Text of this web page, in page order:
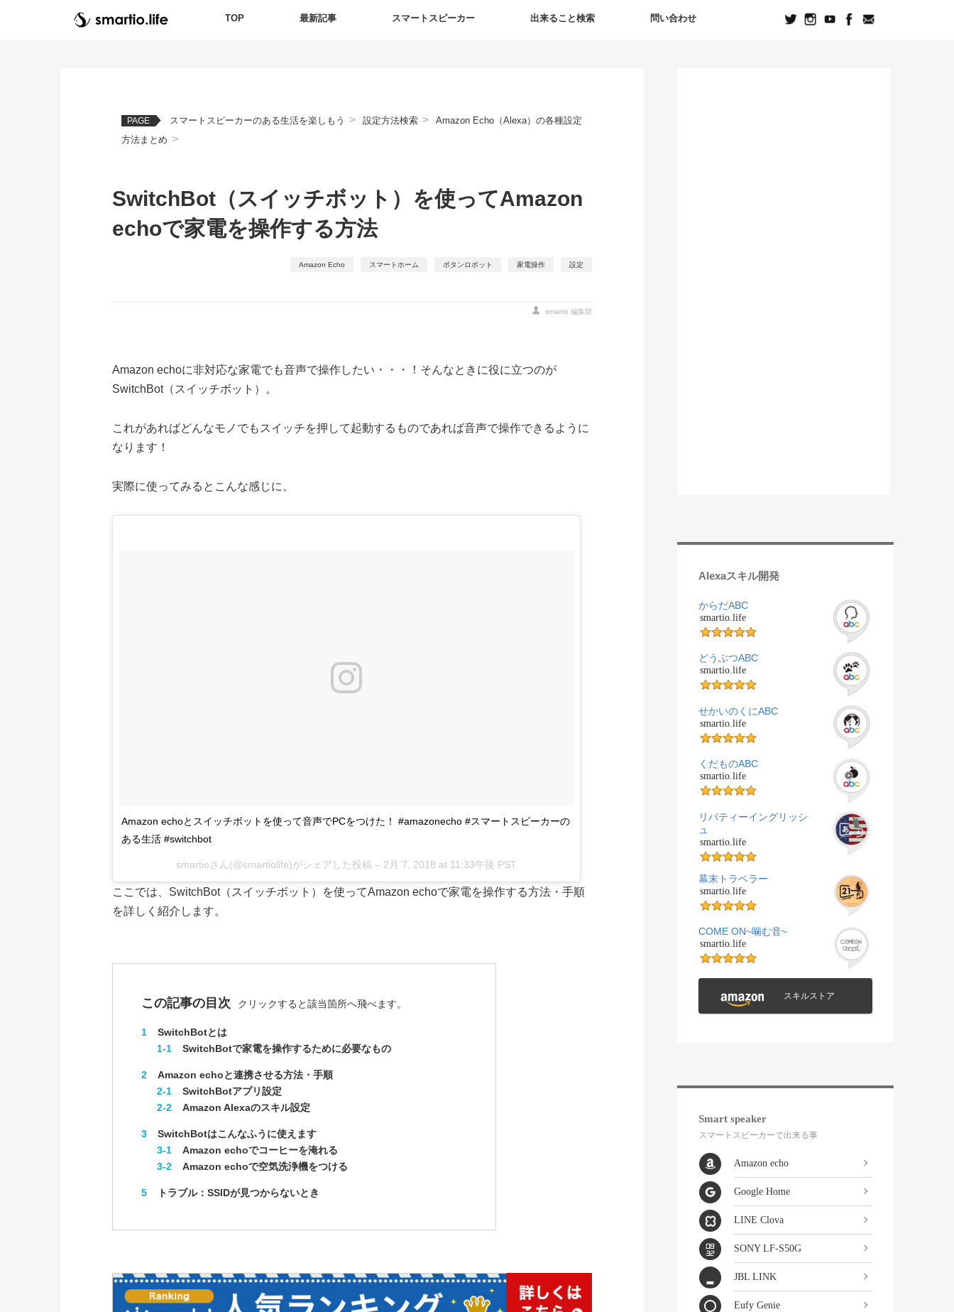
TOP 最新記事 スマートスピーカー 出来ること検索 問い合わせ
PAGE スマートスピーカーのある生活を楽しもう > 設定方法検索 >
Amazon Echo（Alexa）の各種設定
方法まとめ >
SwitchBot（スイッチボット）を使ってAmazon
echoで家電を操作する方法
Amazon Echo スマートホーム ボタンロボット 家電操作 設定
smartio 編集部
Amazon echoに非対応な家電でも音声で操作したい・・・！そんなときに役に立つのが
SwitchBot（スイッチボット）。
これがあればどんなモノでもスイッチを押して起動するものであれば音声で操作できるように
なります！
実際に使ってみるとこんな感じに。
Amazon echoとスイッチボットを使って音声でPCをつけた！ #amazonecho #スマートスピーカーの
ある生活 #switchbot
smartioさん(@smartiolife)がシェアした投稿 – 2月 7, 2018 at 11:33午後 PST
ここでは、SwitchBot（スイッチボット）を使ってAmazon echoで家電を操作する方法・手順
を詳しく紹介します。
この記事の目次 クリックすると該当箇所へ飛べます。
1
SwitchBotとは
1-1
SwitchBotで家電を操作するために必要なもの
2
Amazon echoと連携させる方法・手順
2-1
SwitchBotアプリ設定
2-2
Amazon Alexaのスキル設定
3
SwitchBotはこんなふうに使えます
3-1
Amazon echoでコーヒーを淹れる
3-2
Amazon echoで空気洗浄機をつける
5 トラブル：SSIDが見つからないとき
Alexaスキル開発
からだABC
smartio.life
どうぶつABC
smartio.life
せかいのくにABC
smartio.life
くだものABC
smartio.life
リバティーイングリッシ
ュ
smartio.life
幕末トラベラー
smartio.life
COME ON~噛む音~
smartio.life
スキルストア
Smart speaker
スマートスピーカーで出来る事
Amazon echo
Google Home
LINE Clova
SONY LF-S50G
JBL LINK
Eufy Genie